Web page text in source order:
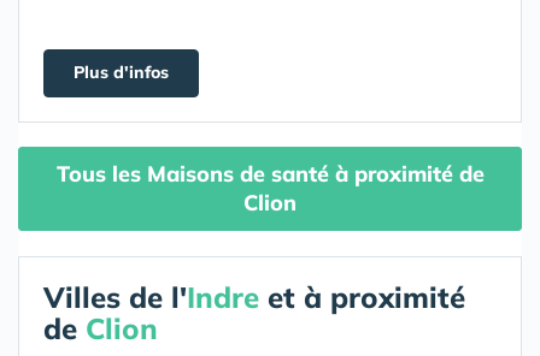
Plus d'infos
Tous les Maisons de santé à proximité de
Clion
Villes de l'Indre et à proximité
de Clion